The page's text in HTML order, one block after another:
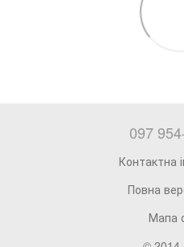
097
Контактна
Повна
Мапа